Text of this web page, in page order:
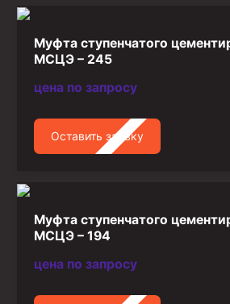
Муфта ступенчатого
МСЦЭ – 245
цена по запросу
Оставить заявку
Муфта ступенчатого
МСЦЭ – 194
цена по запросу